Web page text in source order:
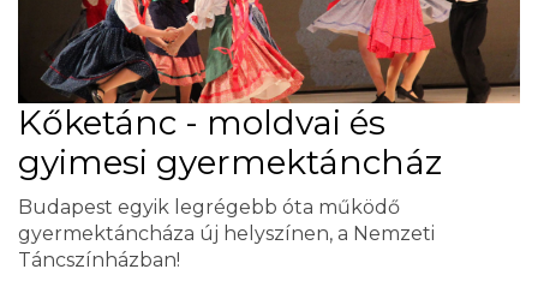
Kőketánc - moldvai és
gyimesi gyermektáncház
Budapest egyik legrégebb óta működő
gyermektáncháza új helyszínen, a Nemzeti
Táncszínházban!